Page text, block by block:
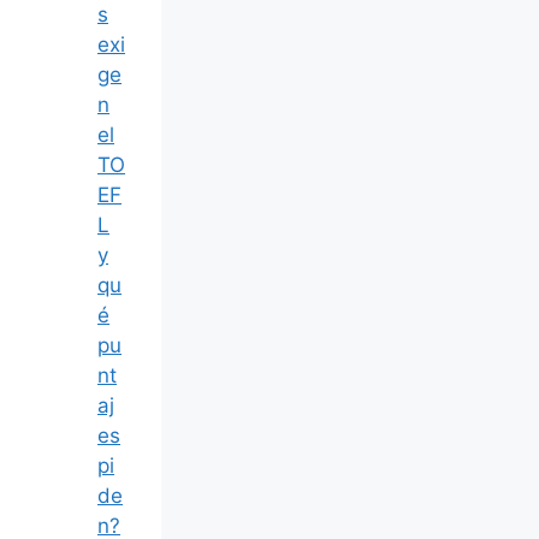
s
exi
ge
n
el
TO
EF
L
y
qu
é
pu
nt
aj
es
pi
de
n?